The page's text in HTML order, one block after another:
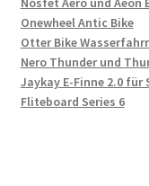
Onewheel Antic Bike
Otter Bike
Nero Thunder und
Jaykay E-Finne 2.0 für
Fliteboard Series 6